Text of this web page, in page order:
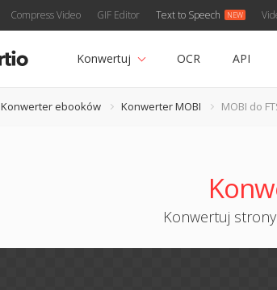
Compress Video GIF Editor Text to Speech
Konwertuj OCR API
Konwerter ebooków Konwerter MOBI MOBI do
Konwertuj